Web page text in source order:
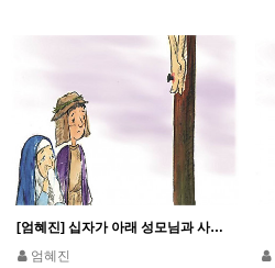
[엄혜진] 십자가 아래 성모님과 사도요한
엄혜진